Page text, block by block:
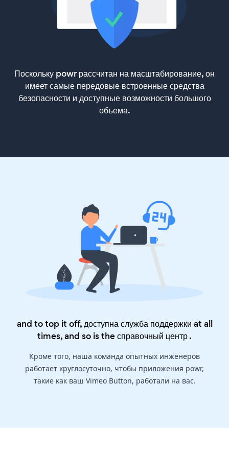
Поскольку powr рассчитан на масштабирование, он
имеет самые передовые встроенные средства
безопасности и доступные возможности большого
объема.
and to top it off, доступна служба поддержки at all
times, and so is theсправочный центр.
Кроме того, наша команда опытных инженеров
работает круглосуточно, чтобы приложения powr,
такие как ваш Vimeo Button, работали на вас.